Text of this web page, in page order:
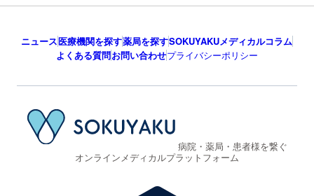
ニュース医療機関を探す薬局を探すSOKUYAKUメディカルコラム
よくある質問お問い合わせプライバシーポリシー
病院・薬局・患者様を繋ぐ
オンラインメディカルプラットフォーム